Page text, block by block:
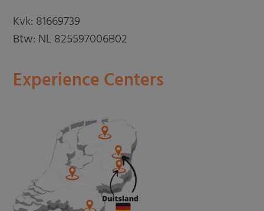
Kvk: 81669739
Btw: NL 825597006B02
Experience Centers